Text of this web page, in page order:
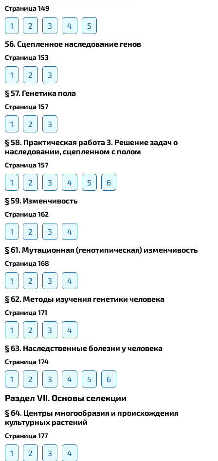
Страница 149
1 2 3 4
5
56. Сцепленное наследование генов
Страница 153
1 2
3
§ 57. Генетика пола
Страница 157
1 2
3
§ 58. Практическая работа 3. Решение задач о
наследовании, сцепленном с полом
Страница 157
1 2 3 4 5
6
§ 59. Изменчивость
Страница 162
1 2 3
4
§ 61. Мутационная (генотипическая) изменчивость
Страница 168
1 2 3
4
§ 62. Методы изучения генетики человека
Страница 171
1 2 3
4
§ 63. Наследственные болезни у человека
Страница 174
1 2 3 4 5 6
Раздел VII. Основы селекции
§ 64. Центры многообразия и происхождения
культурных растений
Страница 177
1 2 3
4